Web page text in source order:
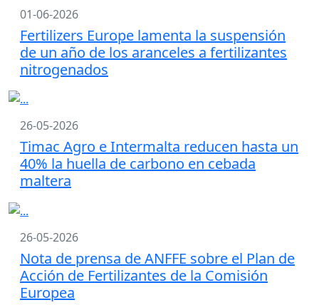
01-06-2026
Fertilizers Europe lamenta la suspensión
de un año de los aranceles a fertilizantes
nitrogenados
26-05-2026
Timac Agro e Intermalta reducen hasta un
40% la huella de carbono en cebada
maltera
26-05-2026
Nota de prensa de ANFFE sobre el Plan de
Acción de Fertilizantes de la Comisión
Europea